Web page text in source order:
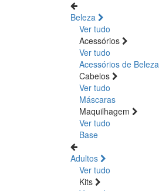
Beleza
Ver tudo
Acessórios
Ver tudo
Acessórios de Beleza
Cabelos
Ver tudo
Máscaras
Maquilhagem
Ver tudo
Base
Adultos
Ver tudo
Kits